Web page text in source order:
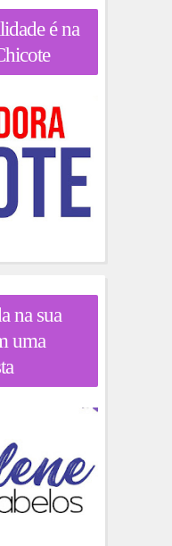
é na
na sua
uma